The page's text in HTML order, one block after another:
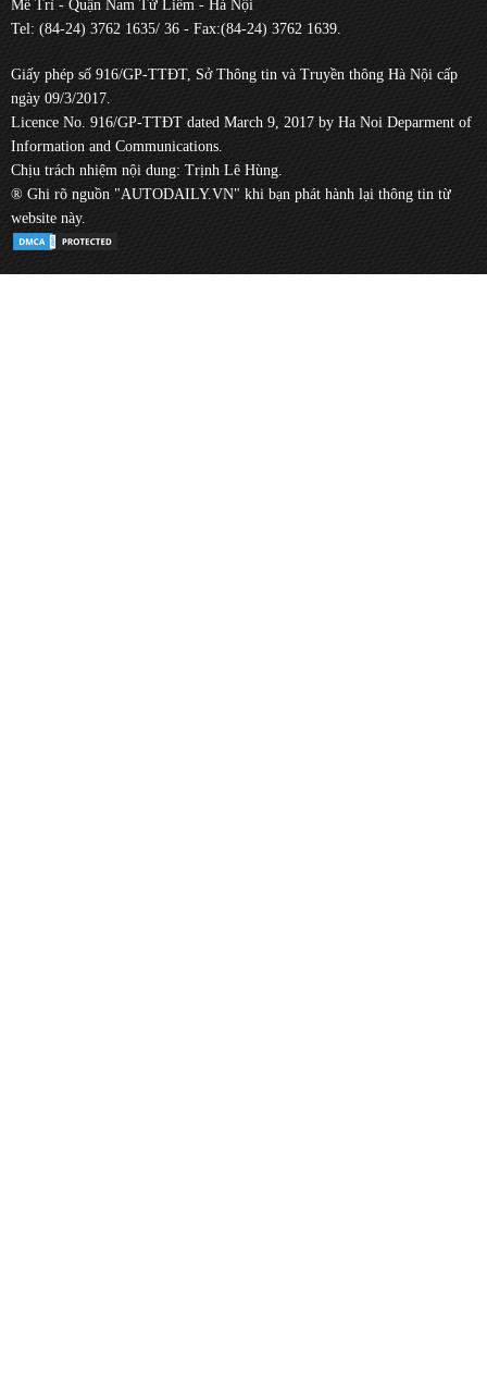
Mễ Trì - Quận Nam Từ Liêm - Hà Nội
Tel: (84-24) 3762 1635/ 36 - Fax:(84-24) 3762 1639.
Giấy phép số 916/GP-TTĐT, Sở Thông tin và Truyền thông Hà Nội cấp
ngày 09/3/2017.
Licence No. 916/GP-TTĐT dated March 9, 2017 by Ha Noi Deparment of
Information and Communications.
Chịu trách nhiệm nội dung: Trịnh Lê Hùng.
® Ghi rõ nguồn "AUTODAILY.VN" khi bạn phát hành lại thông tin từ
website này.